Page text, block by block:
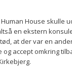
Human House skulle
en ekstern
at der var en
og accept omkring